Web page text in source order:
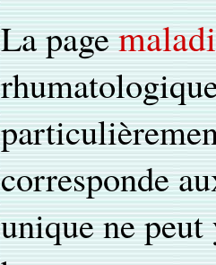
La page
corresponde
unique ne